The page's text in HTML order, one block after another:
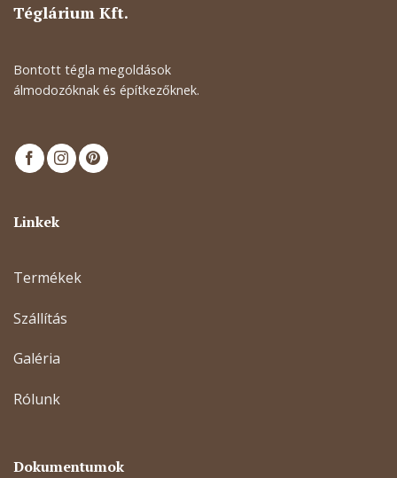
Téglárium Kft.
Bontott tégla megoldások
álmodozóknak és építkezőknek.
Linkek
Termékek
Szállítás
Galéria
Rólunk
Dokumentumok